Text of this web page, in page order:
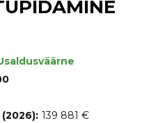
139 881 €